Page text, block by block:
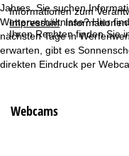
Informationen zum
Impressum.
Ihren Rechten finden Sie
t
Jahres. Sie suchen
Wetterverhältnisse? Hier
nächsten Tage in
erwarten, gibt es
direkten Eindruck per
Webcams